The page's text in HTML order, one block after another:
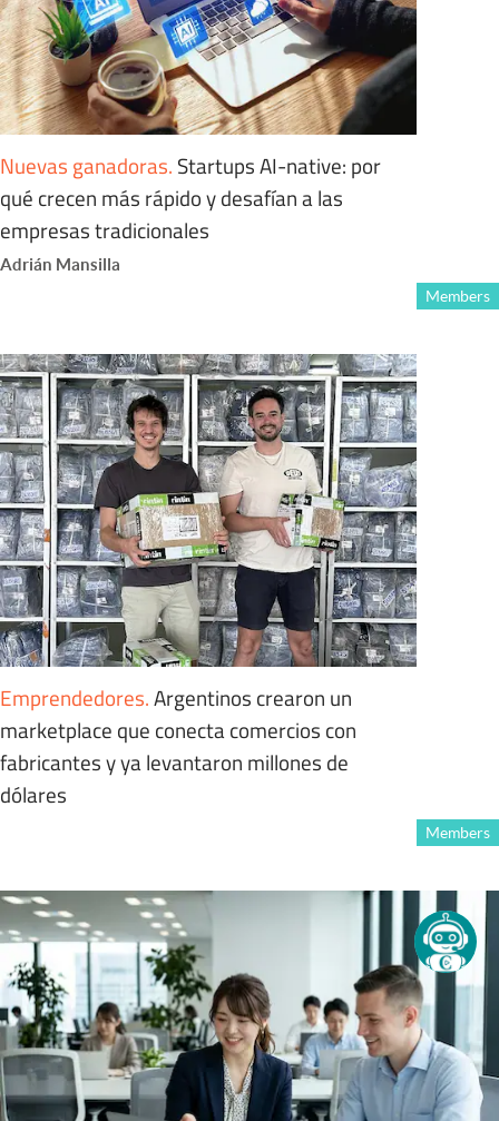
Nuevas ganadoras. Startups AI-native: por
qué crecen más rápido y desafían a las
empresas tradicionales
Adrián Mansilla
Members
Emprendedores.Argentinos crearon un
marketplace que conecta comercios con
fabricantes y ya levantaron millones de
dólares
Members